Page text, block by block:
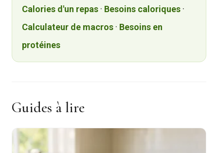
Calories d'un repas · Besoins caloriques ·
Calculateur de macros · Besoins en
protéines
Guides à lire